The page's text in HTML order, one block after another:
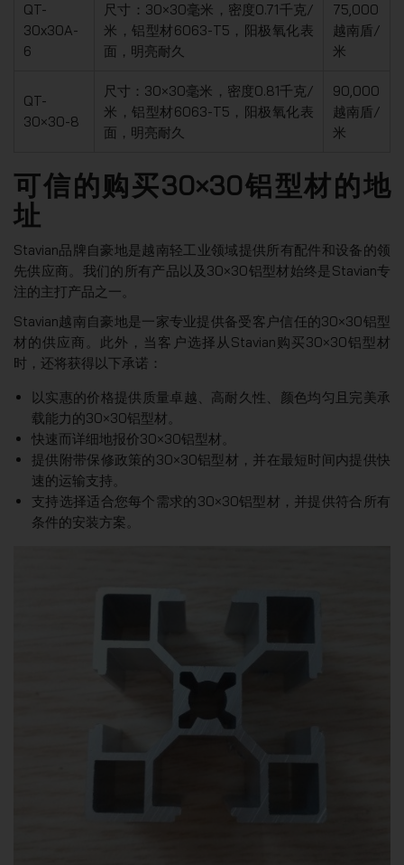
QT-
30x30A-
6
尺寸：30×30毫米，密度0.71千克/
米，铝型材6063-T5，阳极氧化表
面，明亮耐久
75,000
越南盾/
米
QT-
30×30-8
尺寸：30×30毫米，密度0.81千克/
米，铝型材6063-T5，阳极氧化表
面，明亮耐久
90,000
越南盾/
米
可信的购买30×30铝型材的地
址
Stavian品牌自豪地是越南轻工业领域提供所有配件和设备的领
先供应商。我们的所有产品以及30×30铝型材始终是Stavian专
注的主打产品之一。
Stavian越南自豪地是一家专业提供备受客户信任的30×30铝型
材的供应商。此外，当客户选择从Stavian购买30×30铝型材
时，还将获得以下承诺：
以实惠的价格提供质量卓越、高耐久性、颜色均匀且完美承
载能力的30×30铝型材。
快速而详细地报价30×30铝型材。
提供附带保修政策的30×30铝型材，并在最短时间内提供快
速的运输支持。
支持选择适合您每个需求的30×30铝型材，并提供符合所有
条件的安装方案。